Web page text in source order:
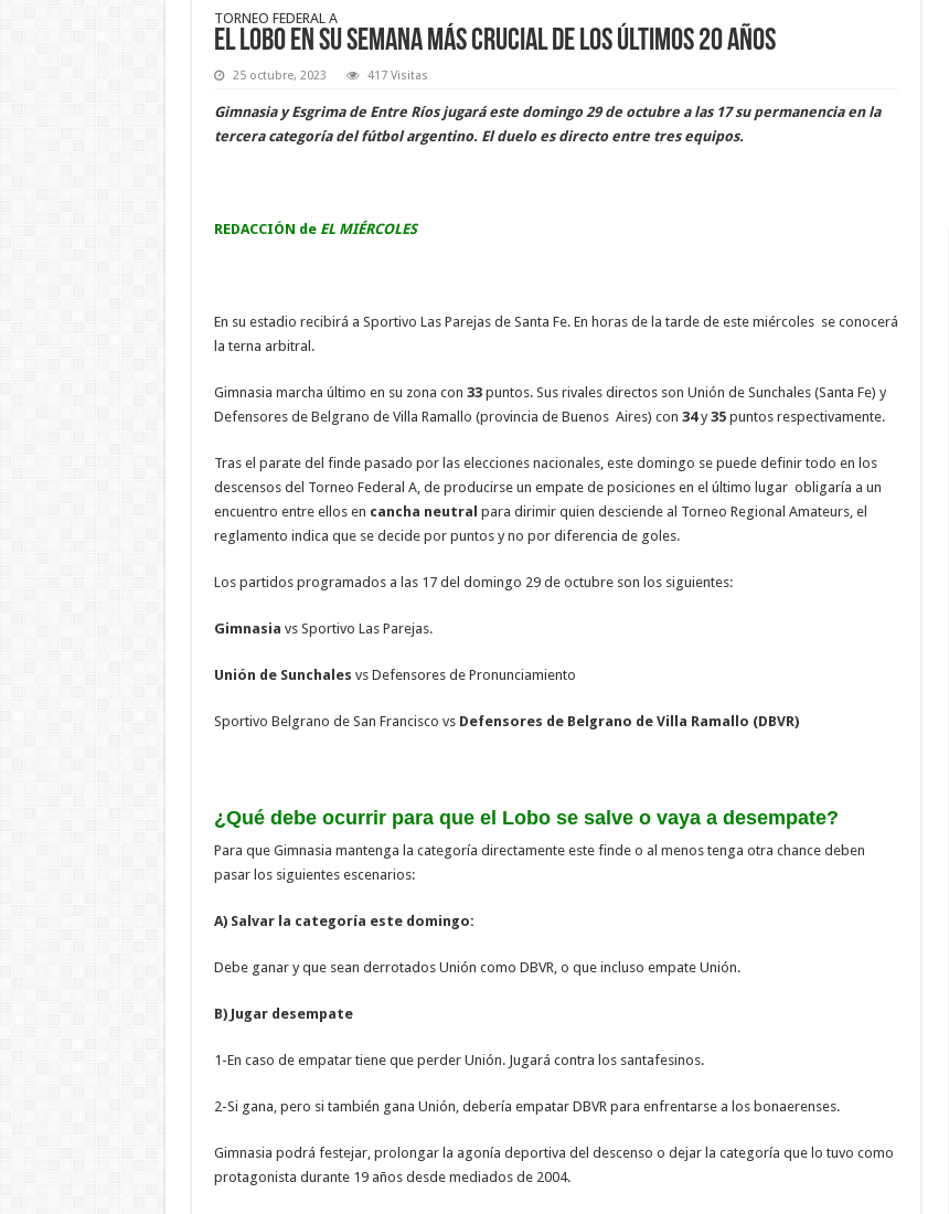
TORNEO FEDERAL A
El Lobo en su semana más crucial de los últimos 20 años
25 octubre, 2023 417 Visitas
Gimnasia y Esgrima de Entre Ríos jugará este domingo 29 de octubre a las 17 su permanencia en la
tercera categoría del fútbol argentino. El duelo es directo entre tres equipos.
REDACCIÓN deEL MIÉRCOLES
En su estadio recibirá a Sportivo Las Parejas de Santa Fe. En horas de la tarde de este miércoles se conocerá
la terna arbitral.
Gimnasia marcha último en su zona con 33puntos. Sus rivales directos son Unión de Sunchales (Santa Fe) y
Defensores de Belgrano de Villa Ramallo (provincia de Buenos Aires) con 34y35puntos respectivamente.
Tras el parate del finde pasado por las elecciones nacionales, este domingo se puede definir todo en los
descensos del Torneo Federal A, de producirse un empate de posiciones en el último lugar obligaría a un
encuentro entre ellos en cancha neutral para dirimir quien desciende al Torneo Regional Amateurs, el
reglamento indica que se decide por puntos y no por diferencia de goles.
Los partidos programados a las 17 del domingo 29 de octubre son los siguientes:
Gimnasia vs Sportivo Las Parejas.
Unión de Sunchales vs Defensores de Pronunciamiento
Sportivo Belgrano de San Francisco vs Defensores de Belgrano de Villa Ramallo (DBVR)
¿Qué debe ocurrir para que el Lobo se salve o vaya a desempate?
Para que Gimnasia mantenga la categoría directamente este finde o al menos tenga otra chance deben
pasar los siguientes escenarios:
A) Salvar la categoría este domingo:
Debe ganar y que sean derrotados Unión como DBVR, o que incluso empate Unión.
B) Jugar desempate
1-En caso de empatar tiene que perder Unión. Jugará contra los santafesinos.
2-Si gana, pero si también gana Unión, debería empatar DBVR para enfrentarse a los bonaerenses.
Gimnasia podrá festejar, prolongar la agonía deportiva del descenso o dejar la categoría que lo tuvo como
protagonista durante 19 años desde mediados de 2004.